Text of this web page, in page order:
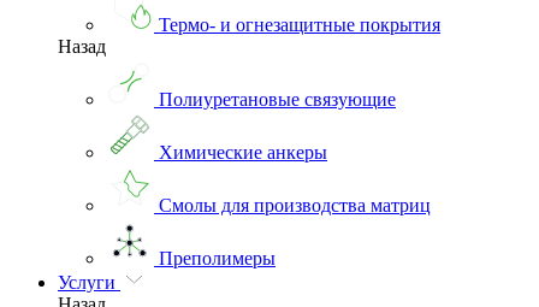
Термо- и огнезащитные покрытия
Назад
Полиуретановые связующие
Химические анкеры
Смолы для производства матриц
Преполимеры
Услуги